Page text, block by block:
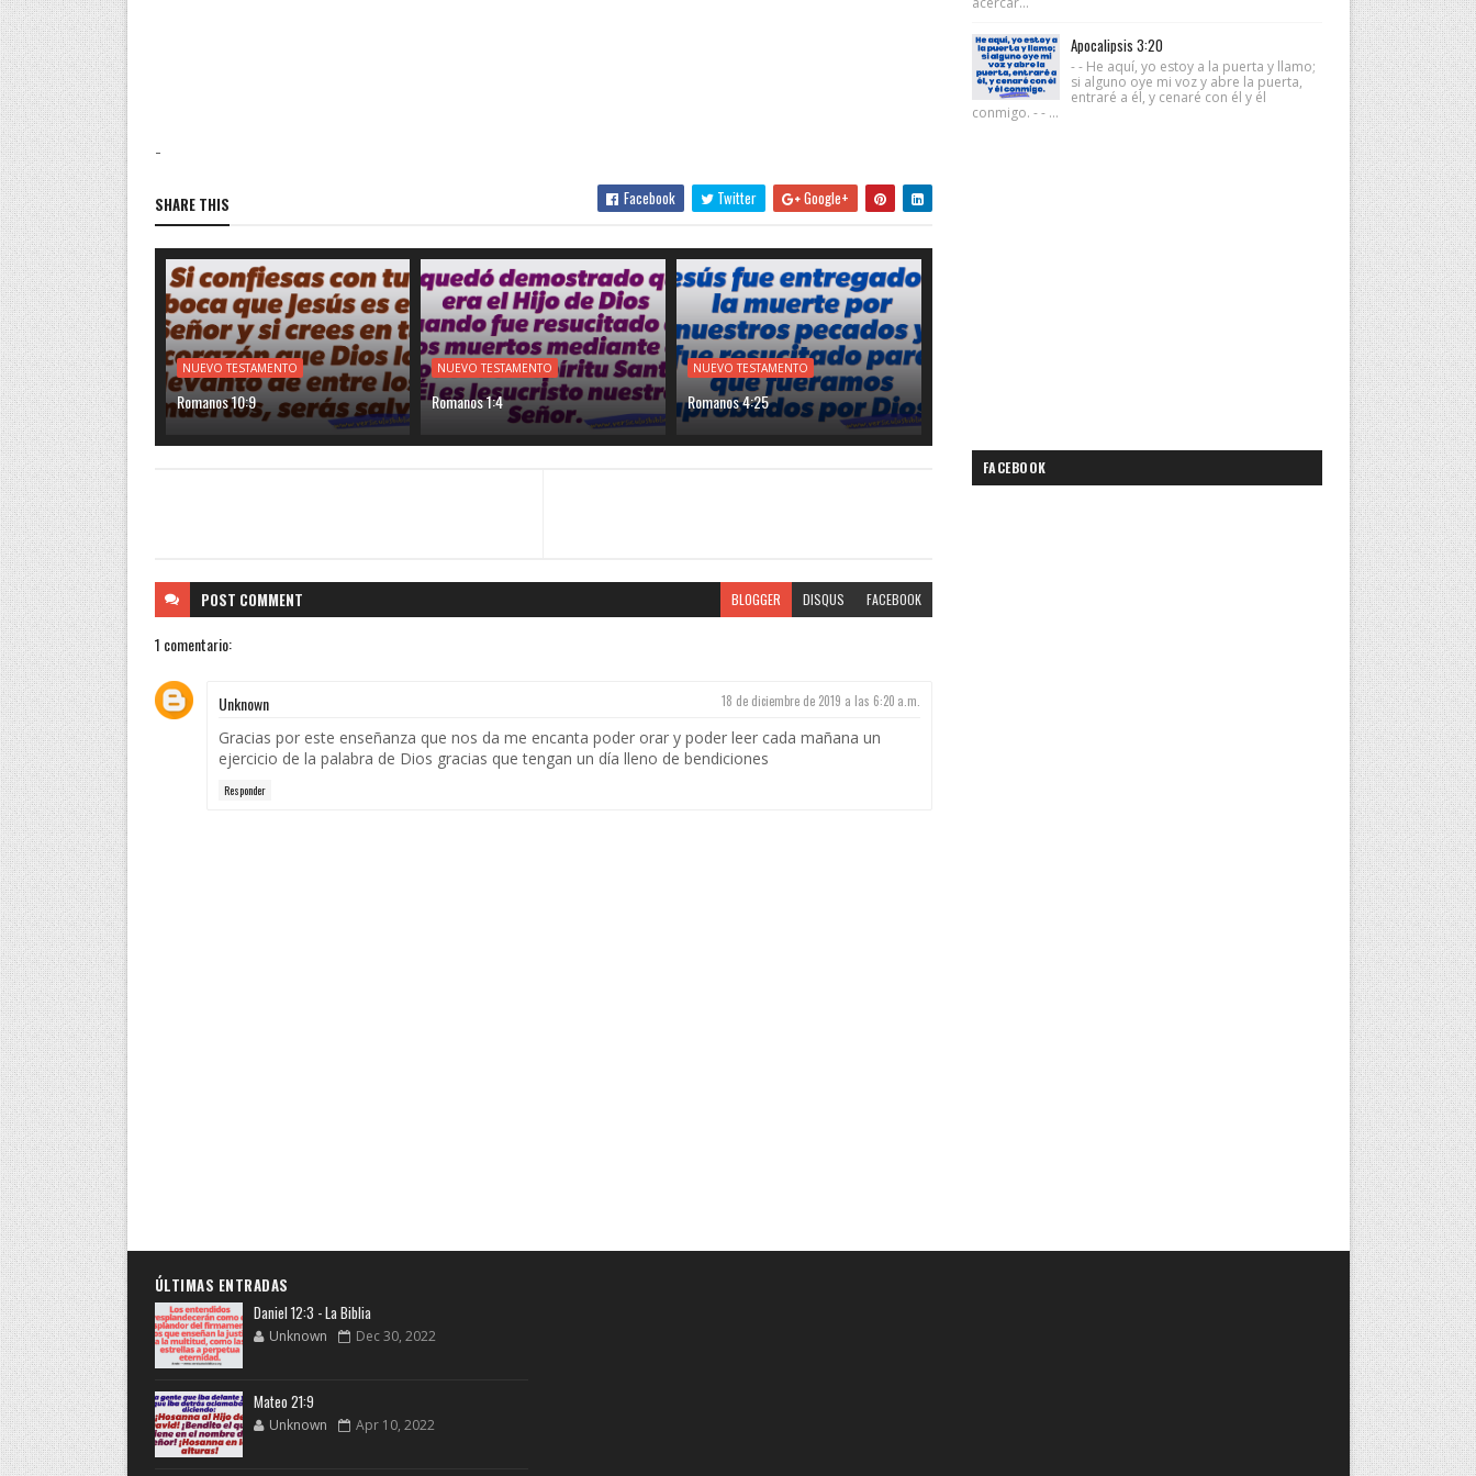
-
SHARE THIS Facebook Twitter Google+
NUEVO TESTAMENTO
Romanos 10:9
NUEVO TESTAMENTO
Romanos 1:4
NUEVO TESTAMENTO
Romanos 4:25
POST COMMENT BLOGGER DISQUS FACEBOOK
1 comentario:
Unknown 18 de diciembre de 2019 a las 6:20 a.m.
Gracias por este enseñanza que nos da me encanta poder orar y poder leer cada mañana un
ejercicio de la palabra de Dios gracias que tengan un día lleno de bendiciones
Responder
Apocalipsis 3:20
- - He aquí, yo estoy a la puerta y llamo;
si alguno oye mi voz y abre la puerta,
entraré a él, y cenaré con él y él
conmigo. - - ...
FACEBOOK
ÚLTIMAS ENTRADAS
Daniel 12:3 - La Biblia
Unknown Dec 30, 2022
Mateo 21:9
Unknown Apr 10, 2022